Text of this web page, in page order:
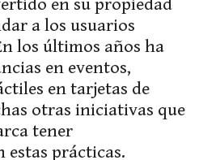
en su propiedad
a los usuarios
los últimos años ha
en eventos,
en tarjetas de
otras iniciativas que
tener
estas prácticas.